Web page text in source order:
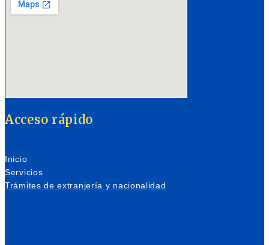
Acceso rápido
Inicio
Servicios
Trámites de extranjería y nacionalidad